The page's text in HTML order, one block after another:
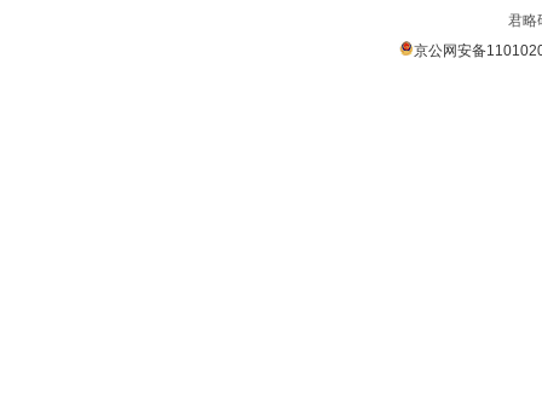
君略
京公网安备